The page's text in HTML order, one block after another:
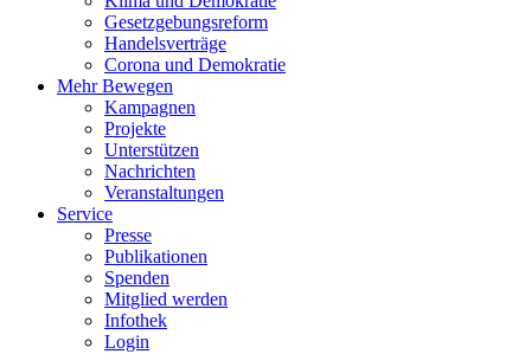
Gesetzgebungsreform
Handelsverträge
Corona und Demokratie
Mehr Bewegen
Kampagnen
Projekte
Unterstützen
Nachrichten
Veranstaltungen
Service
Presse
Publikationen
Spenden
Mitglied werden
Infothek
Login